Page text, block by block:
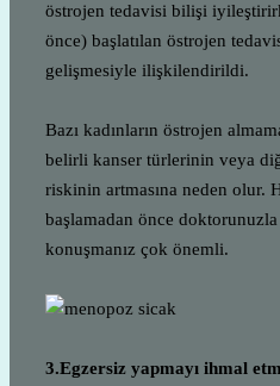
östrojen tedavisi bilişi
önce) başlatılan östrojen
gelişmesiyle ilişkilendirildi.
Bazı kadınların östrojen
belirli kanser türlerinin veya
riskinin artmasına neden olur.
başlamadan önce
konuşmanız çok önemli.
3.Egzersiz yapmayı ihmal